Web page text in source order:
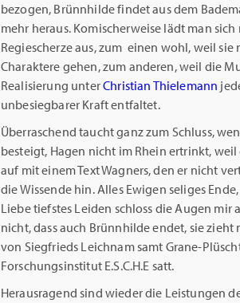
bezogen, Brünnhilde findet aus dem
mehr heraus. Komischerweise lädt man
Regiescherze aus, zum einen wohl, weil
Charaktere gehen, zum anderen, weil die
Realisierung unterChristian Thielemann
unbesiegbarer Kraft entfaltet.
Überraschend taucht ganz zum Schluss,
besteigt, Hagen nicht im Rhein ertrinkt,
auf mit einem Text Wagners, den er nicht
die Wissende hin. Alles Ewigen seliges
Liebe tiefstes Leiden schloss die Augen mir
nicht, dass auch Brünnhilde endet, sie
von Siegfrieds Leichnam samt Grane-
Forschungsinstitut E.S.C.H.E satt.
Herausragend sind wieder die Leistungen